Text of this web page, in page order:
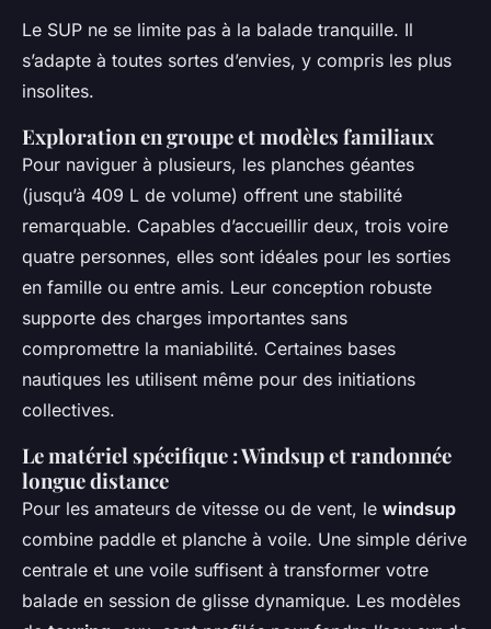
Le SUP ne se limite pas à la balade tranquille. Il
s’adapte à toutes sortes d’envies, y compris les plus
insolites.
Exploration en groupe et modèles familiaux
Pour naviguer à plusieurs, les planches géantes
(jusqu’à 409 L de volume) offrent une stabilité
remarquable. Capables d’accueillir deux, trois voire
quatre personnes, elles sont idéales pour les sorties
en famille ou entre amis. Leur conception robuste
supporte des charges importantes sans
compromettre la maniabilité. Certaines bases
nautiques les utilisent même pour des initiations
collectives.
Le matériel spécifique : Windsup et randonnée
longue distance
Pour les amateurs de vitesse ou de vent, le windsup
combine paddle et planche à voile. Une simple dérive
centrale et une voile suffisent à transformer votre
balade en session de glisse dynamique. Les modèles